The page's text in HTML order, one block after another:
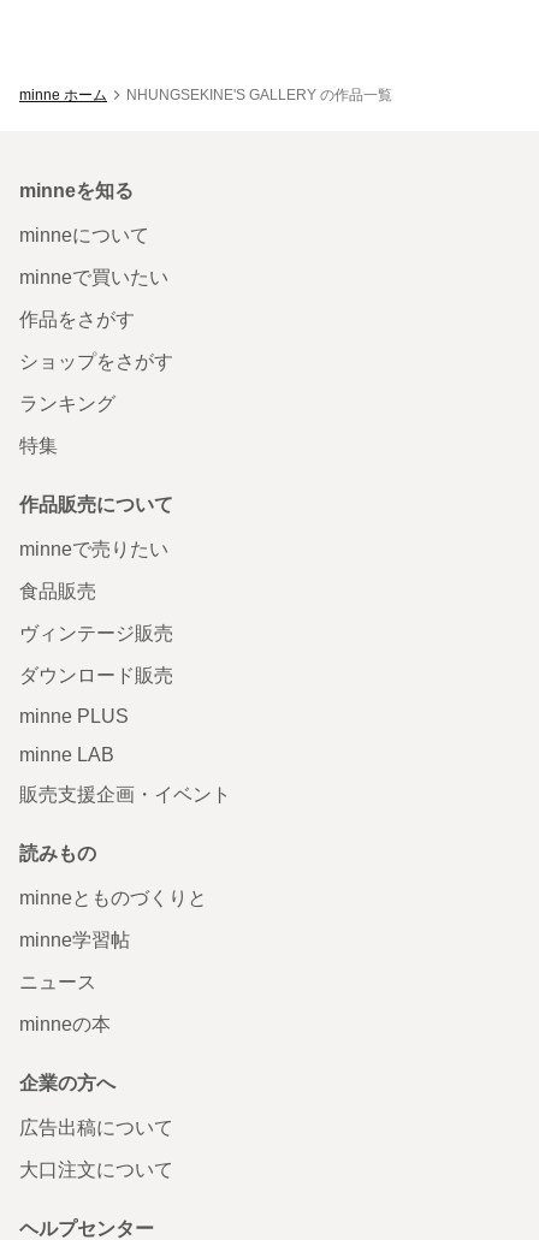
minne ホーム NHUNGSEKINE'S GALLERY の作品一覧
minneを知る
minneについて
minneで買いたい
作品をさがす
ショップをさがす
ランキング
特集
作品販売について
minneで売りたい
食品販売
ヴィンテージ販売
ダウンロード販売
minne PLUS
minne LAB
販売支援企画・イベント
読みもの
minneとものづくりと
minne学習帖
ニュース
minneの本
企業の方へ
広告出稿について
大口注文について
ヘルプセンター